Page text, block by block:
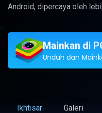
Android, dipercaya oleh
Mainkan di
Unduh dan
Ikhtisar Galeri